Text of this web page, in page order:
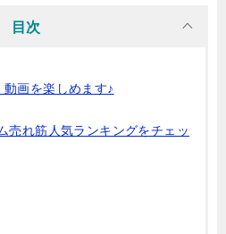
目次
画を楽しめます♪
売れ筋人気ランキングをチェッ